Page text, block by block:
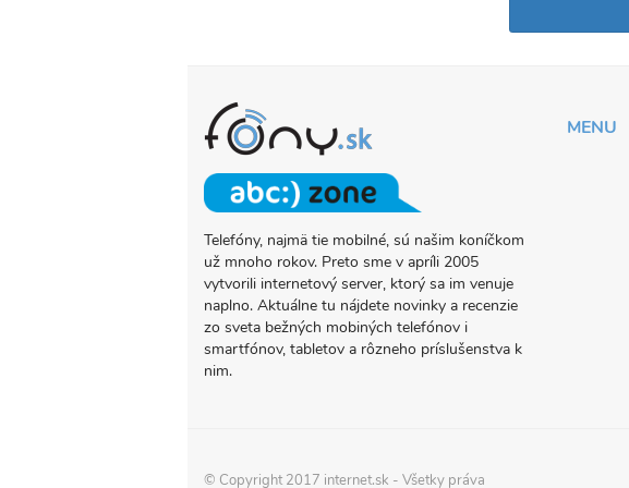
O
PROJEKTE
FONY.SK
Telefóny, najmä tie mobilné, sú našim koníčkom
už mnoho rokov. Preto sme v apríli 2005
vytvorili internetový server, ktorý sa im venuje
naplno. Aktuálne tu nájdete novinky a recenzie
zo sveta bežných mobiných telefónov i
smartfónov, tabletov a rôzneho príslušenstva k
nim.
MENU
© Copyright 2017 internet.sk - Všetky práva